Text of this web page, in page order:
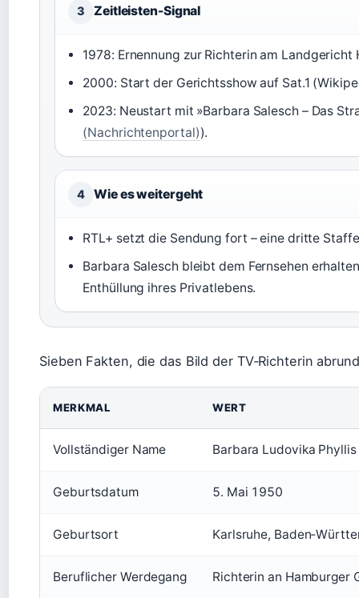
3 Zeitleisten-Signal
1978: Ernennung zur Richterin am
2000: Start der Gerichtsshow auf Sat.1
2023: Neustart mit »Barbara Salesch – Das
(Nachrichtenportal)).
4 Wie es weitergeht
RTL+ setzt die Sendung fort – eine dritte
Barbara Salesch bleibt dem Fernsehen
Enthüllung ihres Privatlebens.
Sieben Fakten, die das Bild der TV‑Richterin
MERKMAL WERT
Vollständiger Name Barbara Ludovika
Geburtsdatum 5. Mai 1950
Geburtsort Karlsruhe,
Beruflicher Werdegang Richterin an Hamburger